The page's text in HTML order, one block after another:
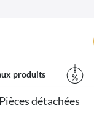
produits
Pièces détachées